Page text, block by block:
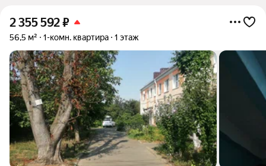
2 355 592₽
56,5 м² 1-комн. квартира 1 этаж